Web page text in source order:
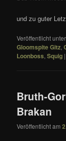
und zu guter
Veröffentlicht unter
Gloomspite Gitz,
Loonboss,Squig
Bruth-
Brakan
Veröffentlicht am